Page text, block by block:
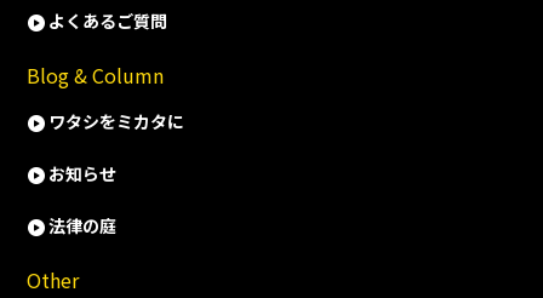
よくあるご質問
Blog & Column
ワタシをミカタに
お知らせ
法律の庭
Other